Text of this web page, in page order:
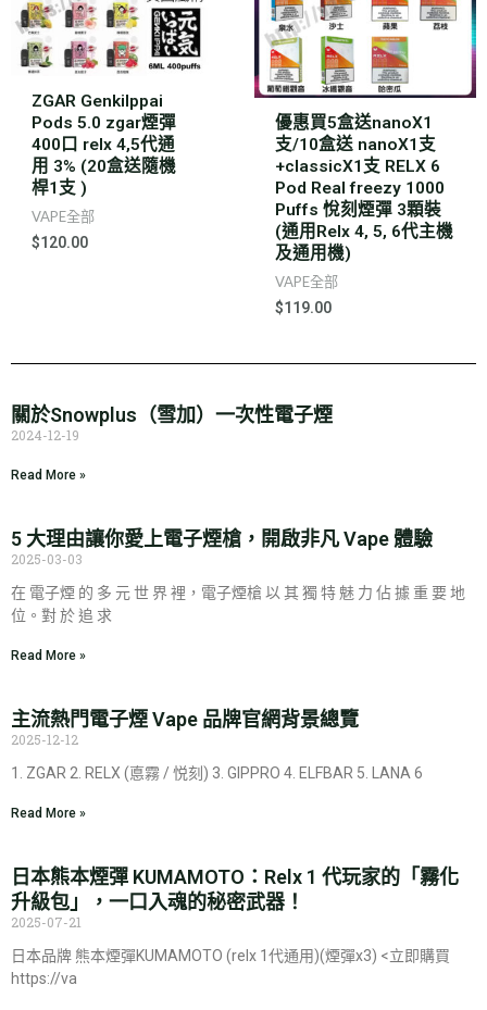
ZGAR GenkiIppai
Pods 5.0 zgar煙彈
400口 relx 4,5代通
用 3% (20盒送隨機
桿1支 )
VAPE全部
$120.00
優惠買5盒送nanoX1
支/10盒送 nanoX1支
+classicX1支 RELX 6
Pod Real freezy 1000
Puffs 悅刻煙彈 3顆裝
(通用Relx 4, 5, 6代主機
及通用機)
VAPE全部
$119.00
關於Snowplus（雪加）一次性電子煙
2024-12-19
Read More »
5 大理由讓你愛上電子煙槍，開啟非凡 Vape 體驗
2025-03-03
在 電子煙 的 多 元 世 界 裡，電子煙槍 以 其 獨 特 魅 力 佔 據 重 要 地
位。對 於 追 求
Read More »
主流熱門電子煙 Vape 品牌官網背景總覽
2025-12-12
1. ZGAR 2. RELX (悳霧 / 悦刻) 3. GIPPRO 4. ELFBAR 5. LANA 6
Read More »
日本熊本煙彈 KUMAMOTO：Relx 1 代玩家的「霧化
升級包」，一口入魂的秘密武器！
2025-07-21
日本品牌 熊本煙彈KUMAMOTO (relx 1代通用)(煙彈x3) <立即購買
https://va